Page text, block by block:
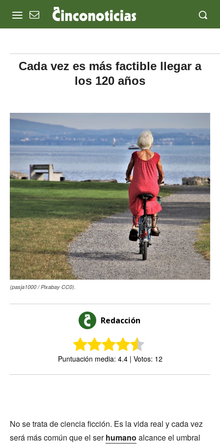
Cada vez es más factible llegar a
los 120 años
(pasja1000 / Pixabay CC0).
Redacción
Puntuación media: 4.4 | Votos: 12
No se trata de ciencia ficción. Es la vida real y cada vez
será más común que el serhumano alcance el umbral